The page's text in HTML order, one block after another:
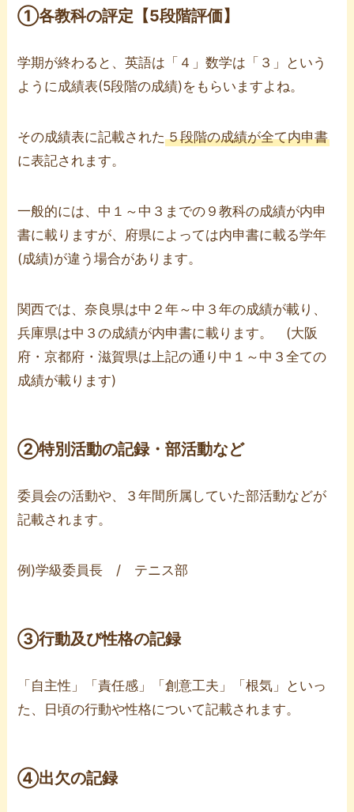
①各教科の評定【5段階評価】
学期が終わると、英語は「４」数学は「３」という
ように成績表(5段階の成績)をもらいますよね。
その成績表に記載された５段階の成績が全て内申書
に表記されます。
一般的には、中１～中３までの９教科の成績が内申
書に載りますが、府県によっては内申書に載る学年
(成績)が違う場合があります。
関西では、奈良県は中２年～中３年の成績が載り、
兵庫県は中３の成績が内申書に載ります。 (大阪
府・京都府・滋賀県は上記の通り中１～中３全ての
成績が載ります)
②特別活動の記録・部活動など
委員会の活動や、３年間所属していた部活動などが
記載されます。
例)学級委員長 / テニス部
③行動及び性格の記録
「自主性」「責任感」「創意工夫」「根気」といっ
た、日頃の行動や性格について記載されます。
④出欠の記録